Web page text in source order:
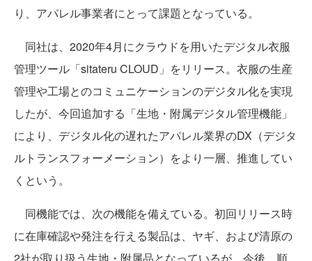
り、アパレル事業者にとって課題となっている。
同社は、2020年4月にクラウドを用いたデジタル衣服
管理ツール「sitateru CLOUD」をリリース。衣服の生産
管理や工場とのコミュニケーションのデジタル化を実現
したが、今回追加する「生地・附属デジタル管理機能」
により、デジタル化の遅れたアパレル業界のDX（デジタ
ルトランスフォーメーション）をより一層、推進してい
くという。
同機能では、次の機能を備えている。初回リリース時
に在庫確認や発注を行える製品は、ヤギ、および清原の